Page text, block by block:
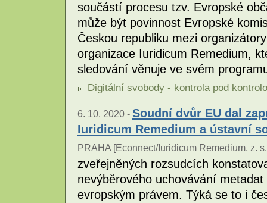
součástí procesu tzv. Evropské
může být povinnost Evropské
Českou republiku mezi
organizace Iuridicum Remedium,
sledování věnuje ve svém
Digitální svobody - kontrola pod
6. 10. 2020 - Soudní dvůr EU dal
Iuridicum Remedium a ústavní
PRAHA [Econnect/Iuridicum Remedium, z. s.
zveřejněných rozsudcích
nevýběrového uchovávání
evropským právem. Týká se to i